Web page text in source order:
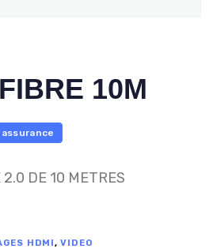
10M
DE 10 METRES
HDMI,VIDEO